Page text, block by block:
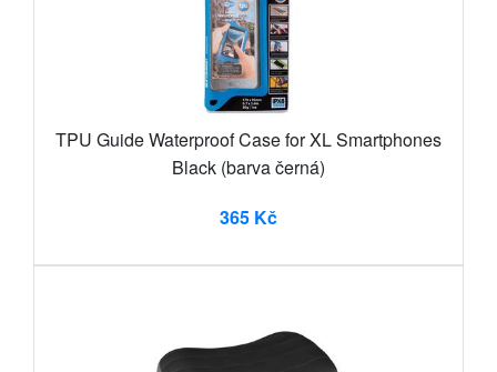
TPU Guide Waterproof Case for XL Smartphones
Black (barva černá)
365 Kč